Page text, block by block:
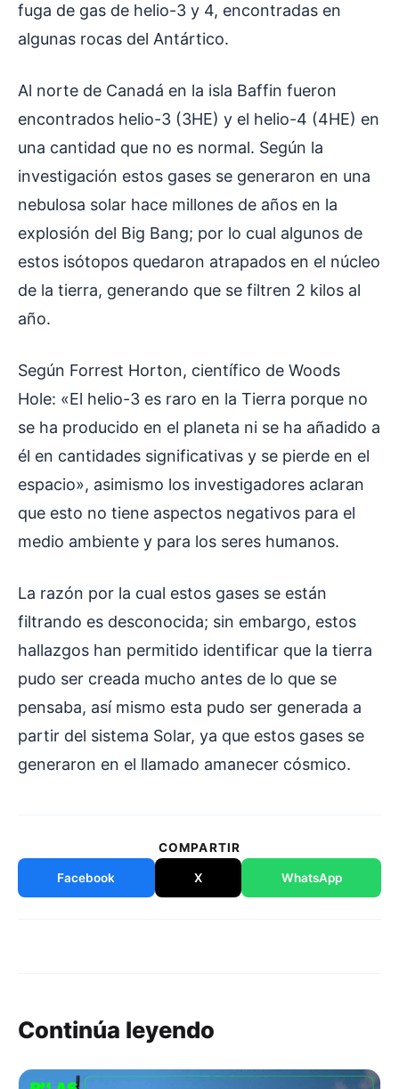
fuga de gas de helio-3 y 4, encontradas en
algunas rocas del Antártico.
Al norte de Canadá en la isla Baffin fueron
encontrados helio-3 (3HE) y el helio-4 (4HE) en
una cantidad que no es normal. Según la
investigación estos gases se generaron en una
nebulosa solar hace millones de años en la
explosión del Big Bang; por lo cual algunos de
estos isótopos quedaron atrapados en el núcleo
de la tierra, generando que se filtren 2 kilos al
año.
Según Forrest Horton, científico de Woods
Hole: «El helio-3 es raro en la Tierra porque no
se ha producido en el planeta ni se ha añadido a
él en cantidades significativas y se pierde en el
espacio», asimismo los investigadores aclaran
que esto no tiene aspectos negativos para el
medio ambiente y para los seres humanos.
La razón por la cual estos gases se están
filtrando es desconocida; sin embargo, estos
hallazgos han permitido identificar que la tierra
pudo ser creada mucho antes de lo que se
pensaba, así mismo esta pudo ser generada a
partir del sistema Solar, ya que estos gases se
generaron en el llamado amanecer cósmico.
COMPARTIR
Facebook X WhatsApp
Continúa leyendo